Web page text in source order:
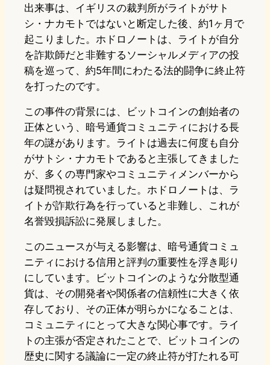
出来事は、イギリスの裁判所がライトがサト
シ・ナカモトではないと断定した後、約1ヶ月で
起こりました。ホドロノートは、ライトが自分
を詐欺師だと非難するソーシャルメディアの投
稿を巡って、約5年間にわたる法的闘争に終止符
を打ったのです。
この事件の背景には、ビットコインの創始者の
正体という、暗号通貨コミュニティにおける長
年の謎があります。ライトは過去に何度も自分
がサトシ・ナカモトであると主張してきました
が、多くの専門家やコミュニティメンバーから
は疑問視されていました。ホドロノートは、ラ
イトが詐欺行為を行っていると非難し、これが
名誉毀損訴訟に発展しました。
このニュースが与える影響は、暗号通貨コミュ
ニティにおける信用と評判の重要性を浮き彫り
にしています。ビットコインのような分散型通
貨は、その開発者や関係者の信頼性に大きく依
存しており、その正体が明らかになることは、
コミュニティにとって大きな関心事です。ライ
トの主張が否定されたことで、ビットコインの
歴史に関する議論に一定の終止符が打たれる可